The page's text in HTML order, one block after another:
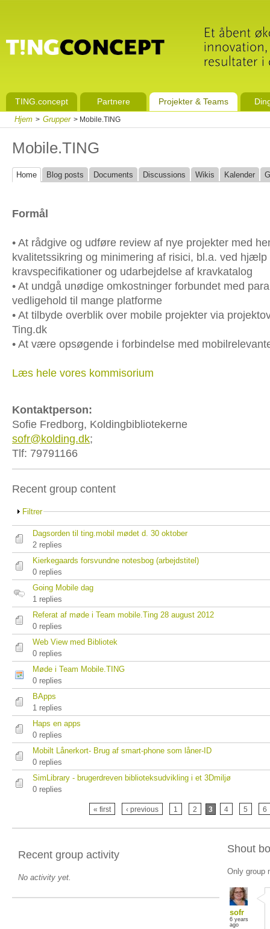
TING.concept Partnere Projekter & Teams
Hjem > Grupper > Mobile.TING
Mobile.TING
Home Blog posts Documents Discussions Wikis Kalender
Formål
• At rådgive og udføre review af nye projekter med
kvalitetssikring og minimering af risici, bl.a. ved
kravspecifikationer og udarbejdelse af kravkatalog
• At undgå unødige omkostninger forbundet med
vedligehold til mange platforme
• At tilbyde overblik over mobile projekter via
Ting.dk
• At være opsøgende i forbindelse med
Læs hele vores kommisorium
Kontaktperson:
Sofie Fredborg, Koldingbibliotekerne
sofr@kolding.dk;
Tlf: 79791166
Recent group content
Filtrer
Dagsorden til ting.mobil mødet d. 30 oktober
2 replies
Kierkegaards forsvundne notesbog (arbejdstitel)
0 replies
Going Mobile dag
1 replies
Referat af møde i Team mobile.Ting 28 august 2012
0 replies
Web View med Bibliotek
0 replies
Møde i Team Mobile.TING
0 replies
BApps
1 replies
Haps en apps
0 replies
Mobilt Lånerkort- Brug af smart-phone som låner-ID
0 replies
SimLibrary - brugerdreven biblioteksudvikling i et 3Dmiljø
0 replies
« first ‹ previous 1 2 3 4 5 6
Recent group activity
No activity yet.
Shout
Only group
sofr
6 years
ago